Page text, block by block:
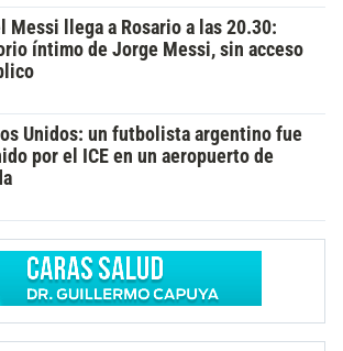
Messi llega a Rosario a las 20.30:
íntimo de Jorge Messi, sin acceso
Unidos: un futbolista argentino fue
por el ICE en un aeropuerto de